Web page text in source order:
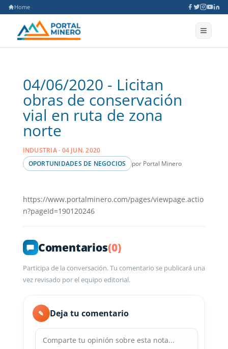
Home
04/06/2020 - Licitan
obras de conservación
vial en ruta de zona
norte
INDUSTRIA · 04 JUN. 2020
OPORTUNIDADES DE NEGOCIOS
por Portal Minero
https://www.portalminero.com/pages/viewpage.actio
n?pageId=190120246
Comentarios(0)
Participa de la conversación. Tu comentario se publicará una
vez revisado por el equipo editorial.
✎ Deja tu comentario